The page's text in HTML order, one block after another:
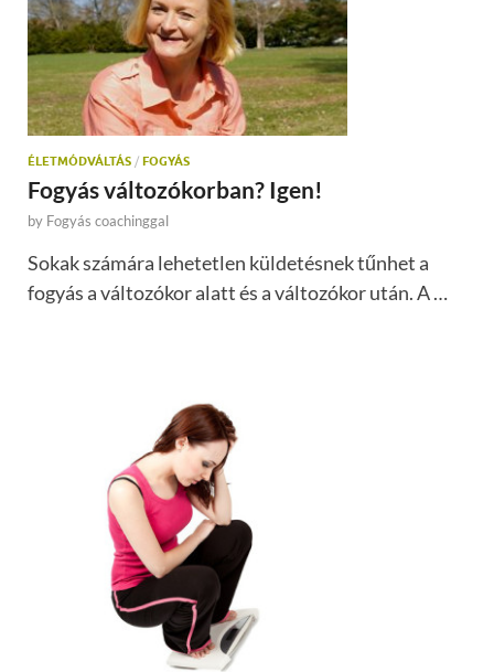
ÉLETMÓDVÁLTÁS / FOGYÁS
Fogyás változókorban? Igen!
by Fogyás coachinggal
Sokak számára lehetetlen küldetésnek tűnhet a
fogyás a változókor alatt és a változókor után. A …